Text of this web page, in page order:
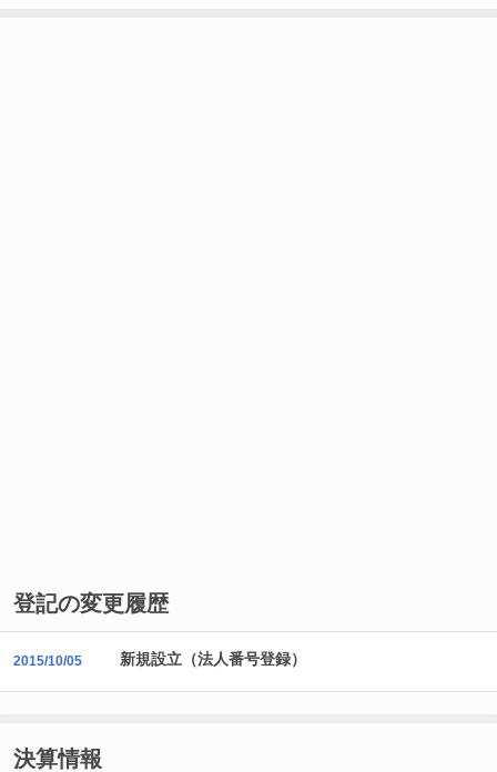
登記の変更履歴
2015/10/05 新規設立（法人番号登録）
決算情報